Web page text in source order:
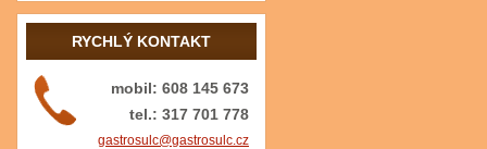
RYCHLÝ KONTAKT
mobil: 608 145 673
tel.: 317 701 778
gastrosulc@gastrosulc.cz